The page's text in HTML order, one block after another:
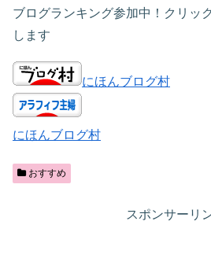
ブログランキング参加中！クリッ
します
にほんブログ村
にほんブログ村
おすすめ
スポンサーリ